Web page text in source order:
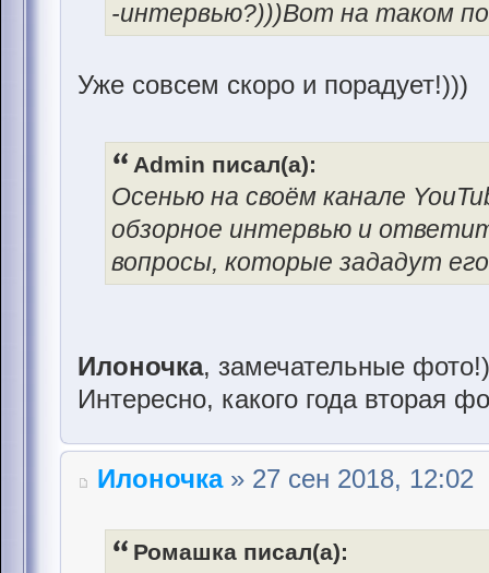
-интервью?)))Вот на таком
Уже совсем скоро и порадует!)))
Admin писал(а):
Осенью на своём канале
обзорное интервью и
вопросы, которые зададут
Илоночка, замечательные фото!)
Интересно, какого года вторая
Илоночка» 27 сен 2018, 12:02
Ромашка писал(а):